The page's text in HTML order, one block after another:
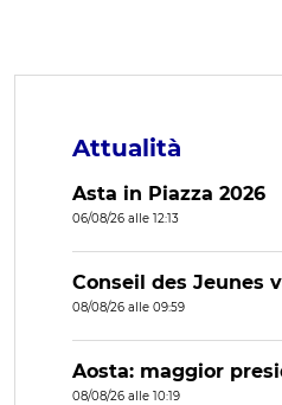
Attualità
Asta in Piazza 2026
06/08/26 alle 12:13
Conseil des Jeunes
08/08/26 alle 09:59
Aosta: maggior
08/08/26 alle 10:19